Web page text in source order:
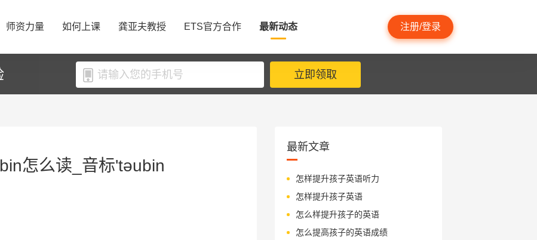
师资力量 如何上课 龚亚夫教授 ETS官方合作 最新动态 注册/登录
立即领取
怎么读_音标'tәubin
最新文章
怎样提升孩子英语听力
怎样提升孩子英语
怎么样提升孩子的英语
怎么提高孩子的英语成绩